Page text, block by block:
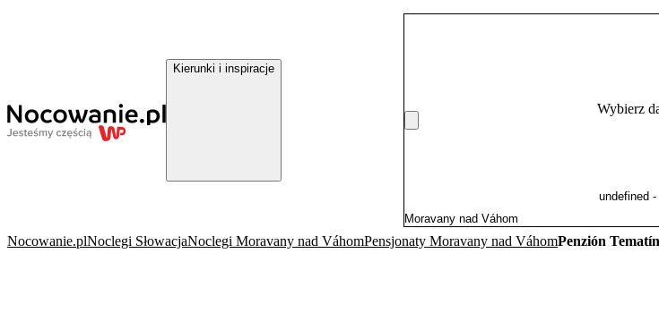
Kierunki i inspiracje
Wybierz
Nocowanie.plNoclegi SłowacjaNoclegi Moravany nad VáhomPensjonaty Moravany nad VáhomPenzión